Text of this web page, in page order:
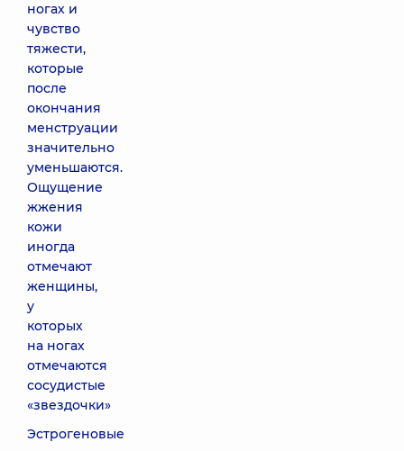
ногах и
чувство
тяжести,
которые
после
окончания
менструации
значительно
уменьшаются.
Ощущение
жжения
кожи
иногда
отмечают
женщины,
у
которых
на ногах
отмечаются
сосудистые
«звездочки»
Эстрогеновые